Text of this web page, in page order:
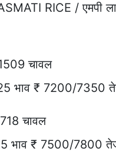
RICE / एमपी
चावल
भाव ₹ 7200/7350
चावल
भाव ₹ 7500/7800